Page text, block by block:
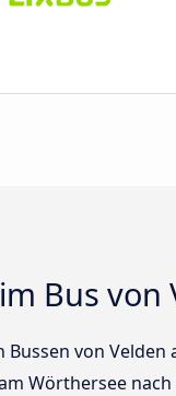
Bus von
Bussen von
Wörthersee